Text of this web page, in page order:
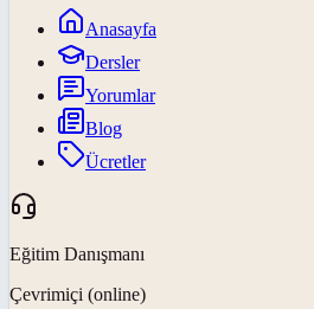
Anasayfa
Dersler
Yorumlar
Blog
Ücretler
Eğitim Danışmanı
Çevrimiçi (online)